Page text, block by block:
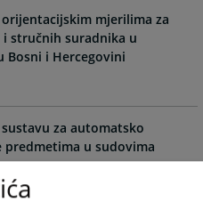
calendar
and
select
Press
the
question
mark
mjerilima za
i stručnih suradnika u
Bosni i Hercegovini
za automatsko
predmetima u sudovima